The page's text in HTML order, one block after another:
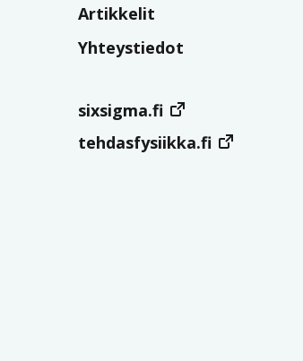
Artikkelit
Yhteystiedot
sixsigma.fi
tehdasfysiikka.fi